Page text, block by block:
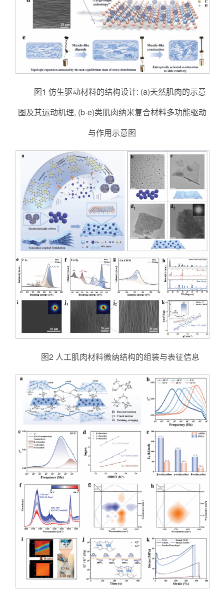
图1 仿生驱动材料的结构设计: (a)天然肌肉的示意
图及其运动机理, (b-e)类肌肉纳米复合材料多功能驱动
与作用示意图
图2 人工肌肉材料微纳结构的组装与表征信息